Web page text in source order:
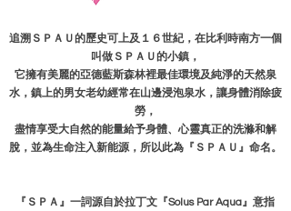
追溯ＳＰＡＵ的歷史可上及１６世紀，在比利時南方一個
叫做ＳＰＡＵ的小鎮，
它擁有美麗的亞德藍斯森林裡最佳環境及純淨的天然泉
水，鎮上的男女老幼經常在山邊浸泡泉水，讓身體消除疲
勞，
盡情享受大自然的能量給予身體、心靈真正的洗滌和解
脫，並為生命注入新能源，所以此為『ＳＰＡＵ』命名。
『ＳＰＡ』一詞源自於拉丁文『Solus Par Aqua』意指